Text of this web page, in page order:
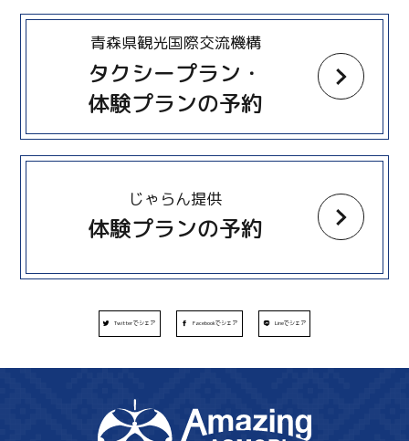
タクシープラン・
体験プランの予約
青森県観光国際交流機構
more
体験プランの予約
じゃらん提供
more
Twitterでシェア Facebookでシェア Lineでシェア